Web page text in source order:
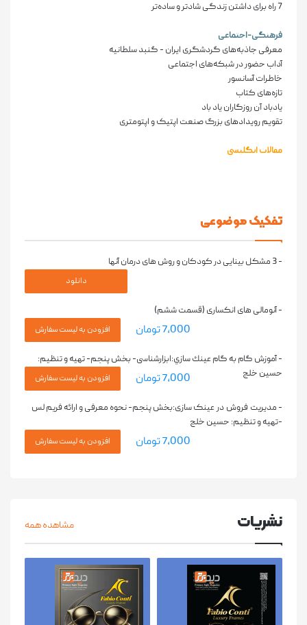
7 راه برای داشتن زندگی شادتر و ساده‌تر
فرهنگی-اجتماعی
معرفی جاذبه‌های گردشگری ایران - گنبد سلطانیه
آداب حضور در شبکه‌های اجتماعی
خاطرات آسانسور
تازه‌های کتاب
یادباد آن روزگاران یاد باد
تقویم رویدادهای بزرگ صنعت اپتیک و اپتومتری
مقالات انگلیسی
تفکیک موضوعی
- 3 مشکل بینایی در کودکان و روش های درمان آنها
دانلود
- آنومالی های انکساری (قسمت ششم)
7,000 تومان
- آموزش گام به گام عينك سازي:ابزارشناسی- بخش پنجم- تهيه و تنظيم:
حسين خلج
7,000 تومان
- مدیریت فروش در عینک سازی:بخش پنجم- نحوه معرفی و ارائه فریم لس
-تهیه و تنظیم: حسین خلج
7,000 تومان
نشریات مشاهده همه